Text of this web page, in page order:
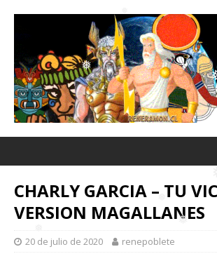
❅
❅
❅
❅
CHARLY GARCIA – TU
VERSION MAGALLANES
20 de julio de 2020 renepoblete